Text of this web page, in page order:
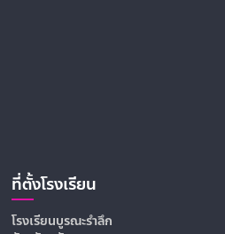
ที่ตั้งโรงเรียน
โรงเรียนบูรณะรำลึก